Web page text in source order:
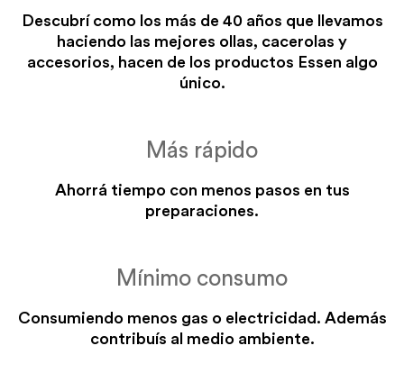
Descubrí como los más de 40 años que llevamos
haciendo las mejores ollas, cacerolas y
accesorios, hacen de los productos Essen algo
único.
Más rápido
Ahorrá tiempo con menos pasos en tus
preparaciones.
Mínimo consumo
Consumiendo menos gas o electricidad. Además
contribuís al medio ambiente.